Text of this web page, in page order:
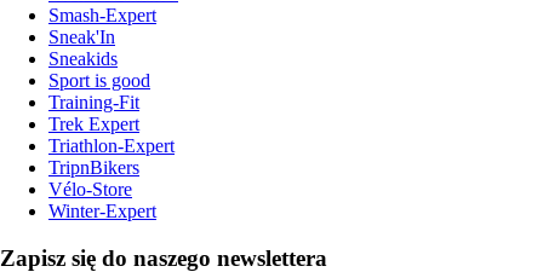
Smash-Expert
Sneak'In
Sneakids
Sport is good
Training-Fit
Trek Expert
Triathlon-Expert
TripnBikers
Vélo-Store
Winter-Expert
Zapisz się do naszego newslettera